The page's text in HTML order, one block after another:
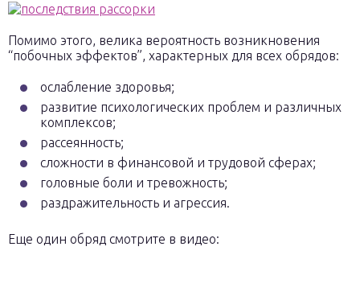
Помимо этого, велика вероятность возникновения
“побочных эффектов”, характерных для всех обрядов:
ослабление здоровья;
развитие психологических проблем и различных
комплексов;
рассеянность;
сложности в финансовой и трудовой сферах;
головные боли и тревожность;
раздражительность и агрессия.
Еще один обряд смотрите в видео: